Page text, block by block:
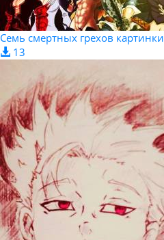
Семь смертных грехов картинки
13